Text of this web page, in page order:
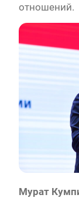
отношений.
Мурат